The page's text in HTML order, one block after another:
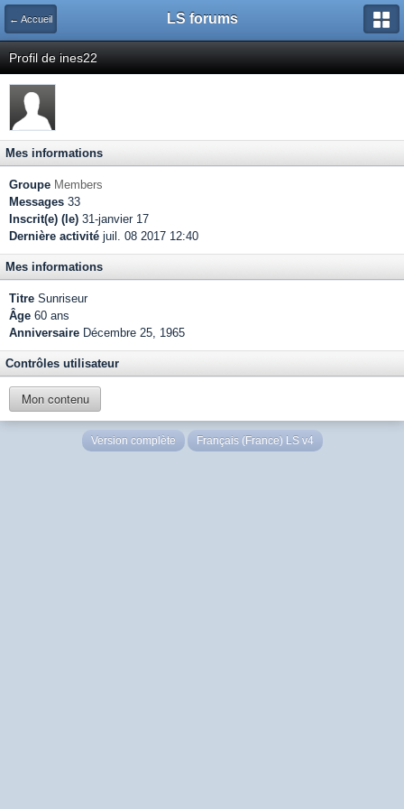
← Accueil LS forums
Profil de ines22
Mes informations
Groupe Members
Messages 33
Inscrit(e) (le) 31-janvier 17
Dernière activité juil. 08 2017 12:40
Mes informations
Titre Sunriseur
Âge 60 ans
Anniversaire Décembre 25, 1965
Contrôles utilisateur
Mon contenu
Version complète Français (France) LS v4